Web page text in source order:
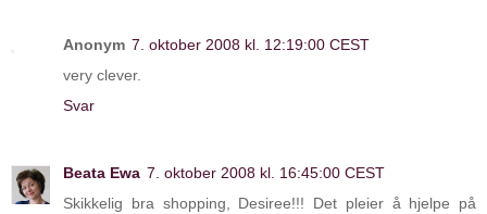
Anonym 7. oktober 2008 kl. 12:19:00 CEST
very clever.
Svar
Beata Ewa 7. oktober 2008 kl. 16:45:00 CEST
Skikkelig bra shopping, Desiree!!! Det pleier å hjelpe på